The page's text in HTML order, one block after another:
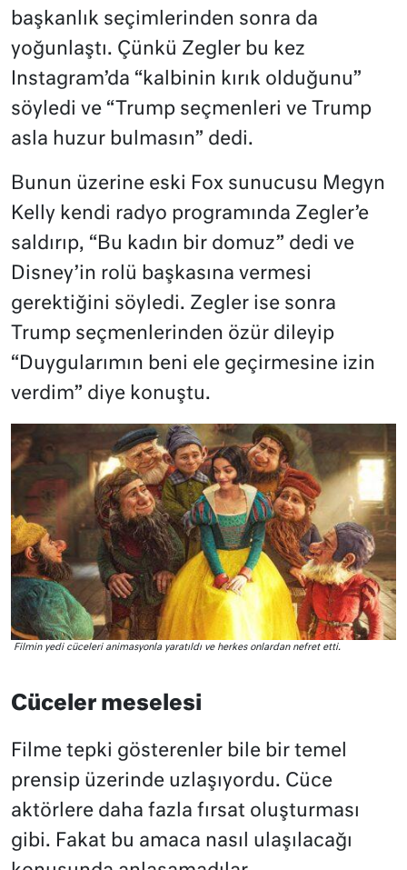
başkanlık seçimlerinden sonra da
yoğunlaştı. Çünkü Zegler bu kez
Instagram’da “kalbinin kırık olduğunu”
söyledi ve “Trump seçmenleri ve Trump
asla huzur bulmasın” dedi.
Bunun üzerine eski Fox sunucusu Megyn
Kelly kendi radyo programında Zegler’e
saldırıp, “Bu kadın bir domuz” dedi ve
Disney’in rolü başkasına vermesi
gerektiğini söyledi. Zegler ise sonra
Trump seçmenlerinden özür dileyip
“Duygularımın beni ele geçirmesine izin
verdim” diye konuştu.
Filmin yedi cüceleri animasyonla yaratıldı ve herkes onlardan nefret etti.
Cüceler meselesi
Filme tepki gösterenler bile bir temel
prensip üzerinde uzlaşıyordu. Cüce
aktörlere daha fazla fırsat oluşturması
gibi. Fakat bu amaca nasıl ulaşılacağı